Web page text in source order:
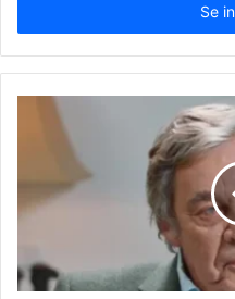
de
email